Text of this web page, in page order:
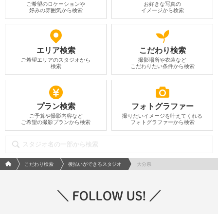
ご希望のロケーションや
好みの雰囲気から検索
お好きな写真の
イメージから検索
エリア検索
ご希望エリアのスタジオから
検索
こだわり検索
撮影場所や衣装など
こだわりたい条件から検索
プラン検索
ご予算や撮影内容など
ご希望の撮影プランから検索
フォトグラファー
撮りたいイメージを叶えてくれる
フォトグラファーから検索
フォトウエディング/結婚写真のPhotorait ホーム
こだわり検索 後払いができるスタジオ 大分県